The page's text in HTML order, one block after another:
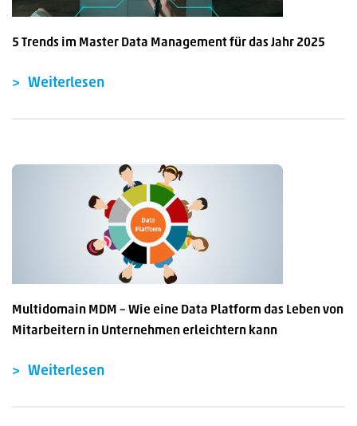
5 Trends im Master Data Management für das Jahr 2025
Weiterlesen
Multidomain MDM – Wie eine Data Platform das Leben von
Mitarbeitern in Unternehmen erleichtern kann
Weiterlesen